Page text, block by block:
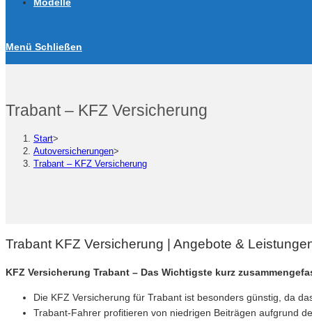
Menü Schließen
Trabant – KFZ Versicherung
Start>
Autoversicherungen>
Trabant – KFZ Versicherung
Trabant KFZ Versicherung | Angebote &
KFZ Versicherung Trabant – Das Wichtigste kurz
Die KFZ Versicherung für Trabant ist besonders günstig, da
Trabant-Fahrer profitieren von niedrigen Beiträgen aufgrund